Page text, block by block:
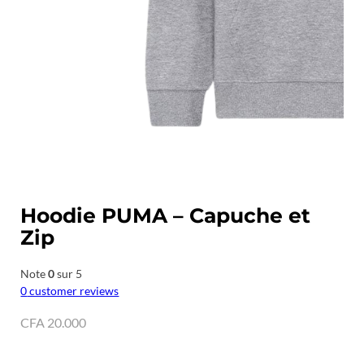
Hoodie PUMA – Capuche et
Zip
Note0sur 5
0customer reviews
CFA 20.000